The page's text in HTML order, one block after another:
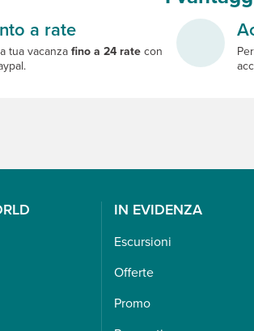
a rate
tua vacanzafino a 24 ratecon
IN EVIDENZA
Escursioni
Offerte
Promo